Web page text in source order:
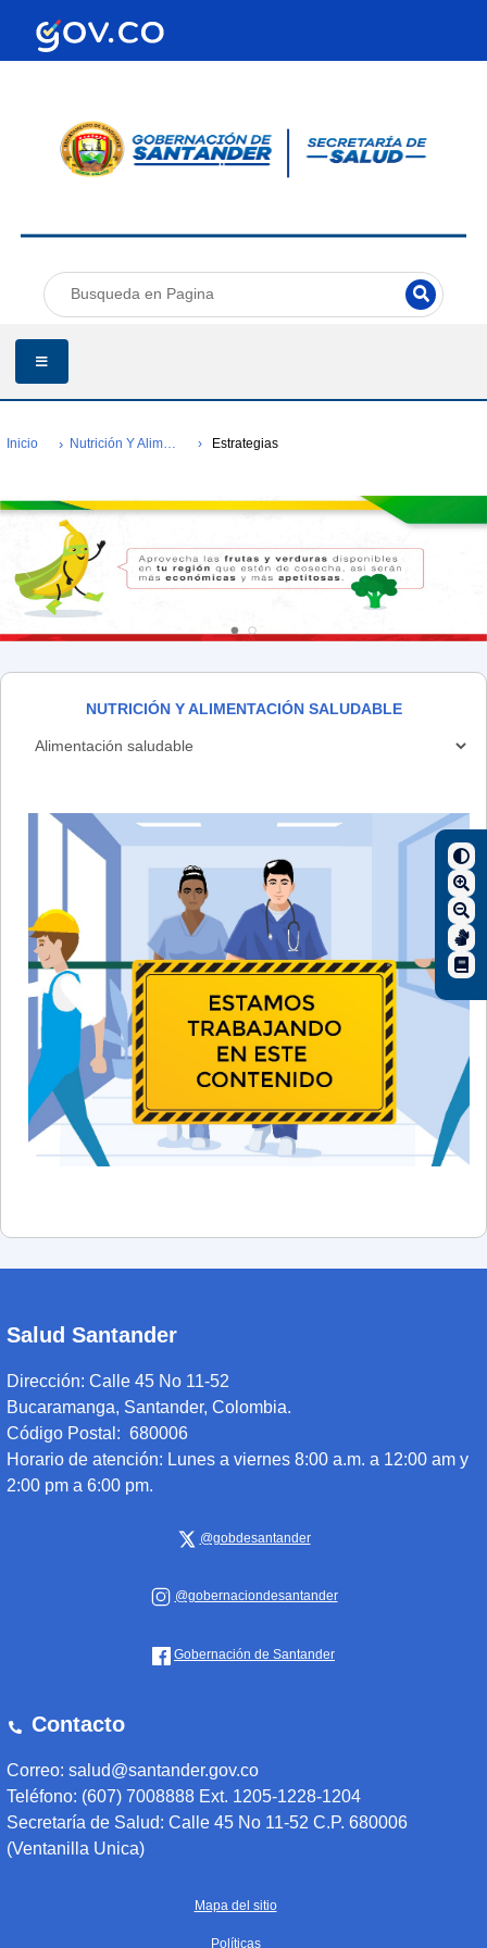
Inicio Nutrición Y Alimentación Saludable Estrategias
NUTRICIÓN Y ALIMENTACIÓN SALUDABLE
Salud Santander
Dirección: Calle 45 No 11-52
Bucaramanga, Santander, Colombia.
Código Postal: 680006
Horario de atención: Lunes a viernes 8:00 a.m. a 12:00 am y
2:00 pm a 6:00 pm.
@gobdesantander
@gobernaciondesantander
Gobernación de Santander
Contacto
Correo: salud@santander.gov.co
Teléfono: (607) 7008888 Ext. 1205-1228-1204
Secretaría de Salud: Calle 45 No 11-52 C.P. 680006
(Ventanilla Unica)
Mapa del sitio
Políticas